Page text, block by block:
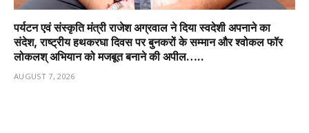
पर्यटन एवं संस्कृति मंत्री राजेश अग्रवाल ने दिया स्वदेशी अपनाने का
संदेश, राष्ट्रीय हथकरघा दिवस पर बुनकरों के सम्मान और श्वोकल फॉर
लोकलश् अभियान को मजबूत बनाने की अपील…..
AUGUST 7, 2026